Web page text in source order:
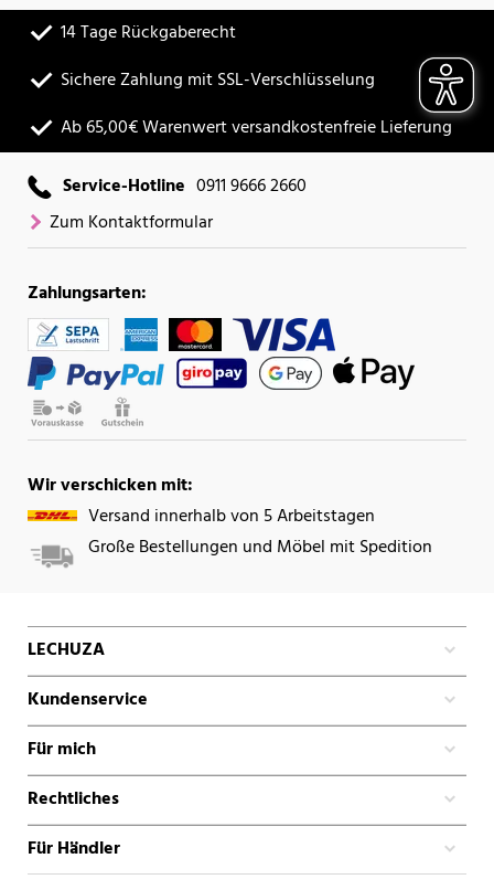
14 Tage Rückgaberecht
Sichere Zahlung mit SSL-Verschlüsselung
Ab 65,00€ Warenwert versandkostenfreie Lieferung
Service-Hotline 0911 9666 2660
Zum Kontaktformular
Zahlungsarten:
Wir verschicken mit:
Versand innerhalb von 5 Arbeitstagen
Große Bestellungen und Möbel mit Spedition
LECHUZA
Kundenservice
Für mich
Rechtliches
Für Händler